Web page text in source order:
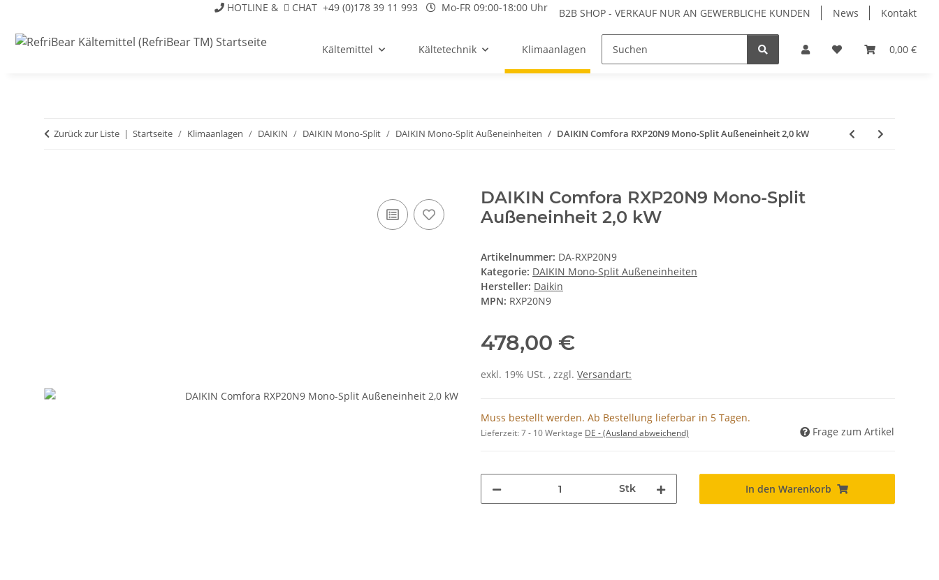
B2B SHOP - VERKAUF NUR AN GEWERBLICHE KUNDEN News Kontakt
HOTLINE & CHAT +49 (0)178 39 11 993 Mo-FR 09:00-18:00 Uhr
0,00 €
Kältemittel Kältetechnik Klimaanlagen Luftreiniger Wärmepumpen Zubehör
Zurück zur Liste Startseite Klimaanlagen DAIKIN DAIKIN Mono-Split DAIKIN Mono-Split Außeneinheiten DAIKIN Comfora RXP20N9 Mono-Split Außeneinheit 2,0 kW
DAIKIN Comfora RXP20N9 Mono-Split
Außeneinheit 2,0 kW
Artikelnummer: DA-RXP20N9
Kategorie: DAIKIN Mono-Split Außeneinheiten
Hersteller: Daikin
MPN: RXP20N9
478,00 €
exkl. 19% USt. , zzgl. Versandart:
Muss bestellt werden. Ab Bestellung lieferbar in 5 Tagen.
Lieferzeit:7 - 10 Werktage DE - (Ausland abweichend) Frage zum Artikel
Stk In den Warenkorb